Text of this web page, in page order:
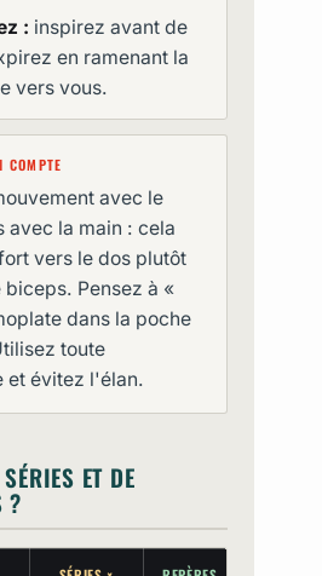
: inspirez avant de
en ramenant la
vers vous.
COMPTE
avec le
avec la main : cela
vers le dos plutôt
biceps. Pensez à «
dans la poche
toute
et évitez l'élan.
ET DE
?